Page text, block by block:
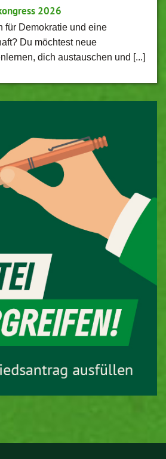
2026
für Demokratie und eine
Du möchtest neue
dich austauschen und [...]